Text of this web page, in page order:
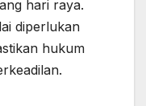
hari raya.
diperlukan
hukum